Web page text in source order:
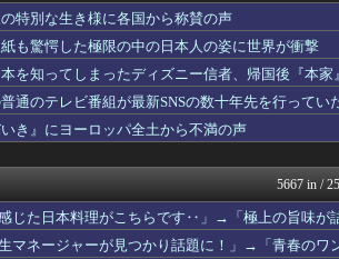
ちら・・・」
みんな知っ
手が話題に【MLB】
ボールパー
っ？？？？？？？？？？...
海外トーク
事」
ハウメニー
要なのか？』、『許可な...
日本と韓国
譲った親友、仕事は全部こ...
家族全員が激怒中」と警告
韓国ニュー
ニチカン！
然！←「なんて気高いんだ...
海外さんい
大騒ぎ！（海外の反応）
ワールドサ
がこちらです‥」→「極上...
世界の憂鬱
特別な生き様に各国から称賛の声
も驚愕した極限の中の日本人の姿に世界が衝撃
を知ってしまったディズニー信者、帰国後『本家
通のテレビ番組が最新SNSの数十年先を行ってい
き』にヨーロッパ全土から不満の声
5667 in /
じた日本料理がこちらです‥」→「極上の旨味が
マネージャーが見つかり話題に！」→「青春のワ